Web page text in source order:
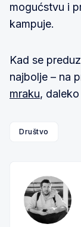
mogućstvu i
kampuje.
Kad se
najbolje – na
mraku,
Društvo